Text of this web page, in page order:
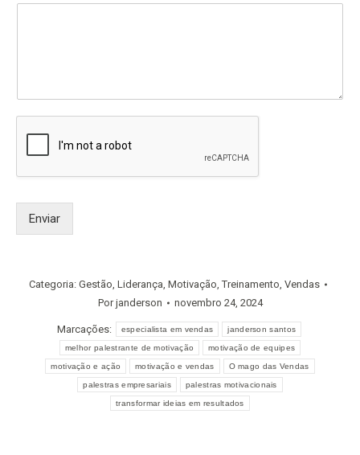
Enviar
Categoria: Gestão, Liderança, Motivação,Treinamento, Vendas
Porjanderson novembro 24, 2024
Marcações: especialista em vendas janderson santos
melhor palestrante de motivação motivação de equipes
motivação e ação motivação e vendas O mago das Vendas
palestras empresariais palestras motivacionais
transformar ideias em resultados